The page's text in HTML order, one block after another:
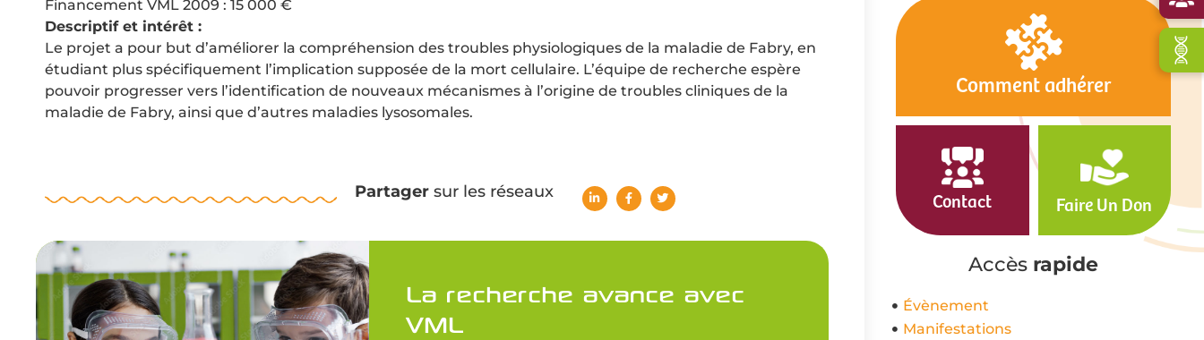
Financement VML 2009 : 15 000 €
Descriptif et intérêt :
Le projet a pour but d’améliorer la compréhension des troubles physiologiques de la maladie de Fabry, en
étudiant plus spécifiquement l’implication supposée de la mort cellulaire. L’équipe de recherche espère
pouvoir progresser vers l’identification de nouveaux mécanismes à l’origine de troubles cliniques de la
maladie de Fabry, ainsi que d’autres maladies lysosomales.
Partagersur les réseaux
La recherche avance avec
VML
Comment adhérer
Contact Faire Un Don
Accès rapide
Évènement
Manifestations